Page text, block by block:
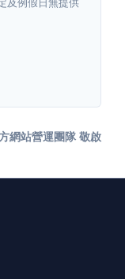
及例假日無提供
網站營運團隊 敬啟